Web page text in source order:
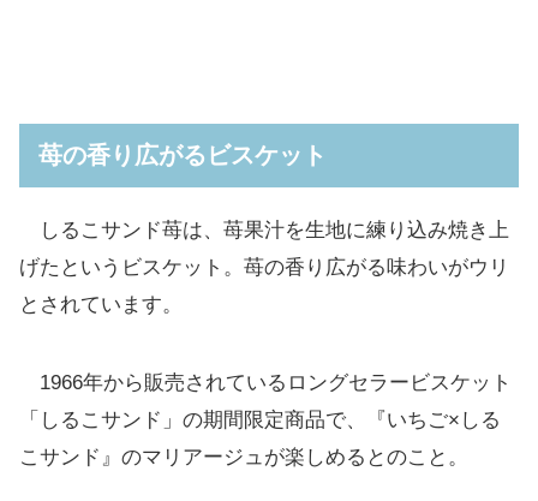
苺の香り広がるビスケット
しるこサンド苺は、苺果汁を生地に練り込み焼き上
げたというビスケット。苺の香り広がる味わいがウリ
とされています。
1966年から販売されているロングセラービスケット
「しるこサンド」の期間限定商品で、『いちご×しる
こサンド』のマリアージュが楽しめるとのこと。